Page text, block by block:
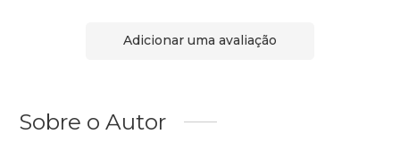
Adicionar uma avaliação
Sobre o Autor